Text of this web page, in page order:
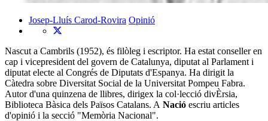
Josep-Lluís Carod-Rovira Opinió
Nascut a Cambrils (1952), és filòleg i escriptor. Ha estat conseller en
cap i vicepresident del govern de Catalunya, diputat al Parlament i
diputat electe al Congrés de Diputats d'Espanya. Ha dirigit la
Càtedra sobre Diversitat Social de la Universitat Pompeu Fabra.
Autor d'una quinzena de llibres, dirigex la col·lecció divÈrsia,
Biblioteca Bàsica dels Països Catalans. A Nació escriu articles
d'opinió i la secció "Memòria Nacional".